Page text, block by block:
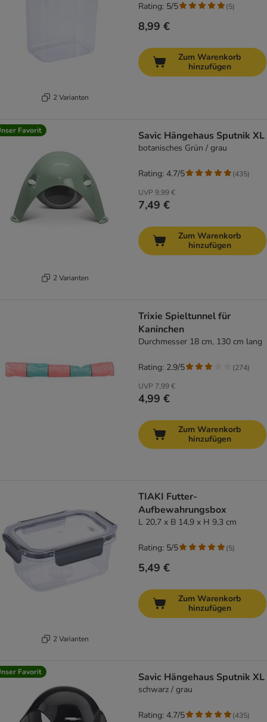
2 Varianten
8,99 €
Rating: 5/5 (5)
Zum Warenkorb
hinzufügen
Favorit
2 Varianten
Savic Hängehaus Sputnik XL
botanisches Grün / grau
UVP 9,99 €
7,49 €
Rating: 4.7/5 (435)
Zum Warenkorb
hinzufügen
Trixie Spieltunnel für
Kaninchen
Durchmesser 18 cm, 130 cm lang
UVP 7,99 €
4,99 €
Rating: 2.9/5 (274)
Zum Warenkorb
hinzufügen
2 Varianten
TIAKI Futter-
Aufbewahrungsbox
L 20,7 x B 14,9 x H 9,3 cm
5,49 €
Rating: 5/5 (5)
Zum Warenkorb
hinzufügen
Favorit Savic Hängehaus Sputnik XL
schwarz / grau
Rating: 4.7/5 (435)